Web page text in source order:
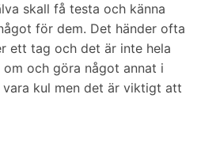
skall få testa och känna
för dem. Det händer ofta
ett tag och det är inte hela
och göra något annat i
kul men det är viktigt att